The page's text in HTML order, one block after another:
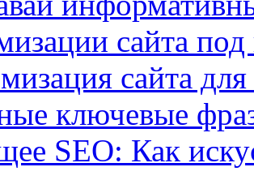
сайта
сайта
ключевые
SEO: Как